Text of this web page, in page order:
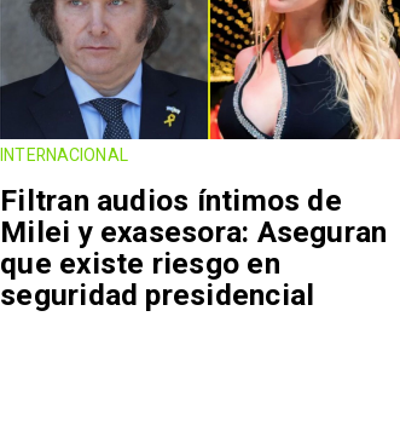
INTERNACIONAL
Filtran audios íntimos de
Milei y exasesora: Aseguran
que existe riesgo en
seguridad presidencial